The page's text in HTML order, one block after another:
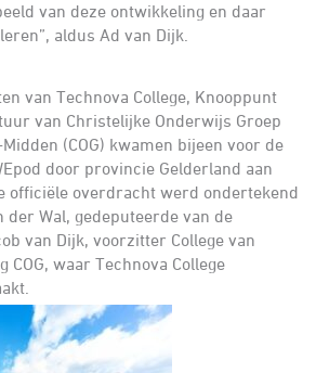
van deze ontwikkeling en daar
aldus Ad van Dijk.
van Technova College, Knooppunt
van Christelijke Onderwijs Groep
(COG) kwamen bijeen voor de
door provincie Gelderland aan
officiële overdracht werd ondertekend
der Wal, gedeputeerde van de
van Dijk, voorzitter College van
waar Technova College